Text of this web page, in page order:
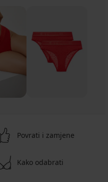
Povrati i zamjene
Kako odabrati